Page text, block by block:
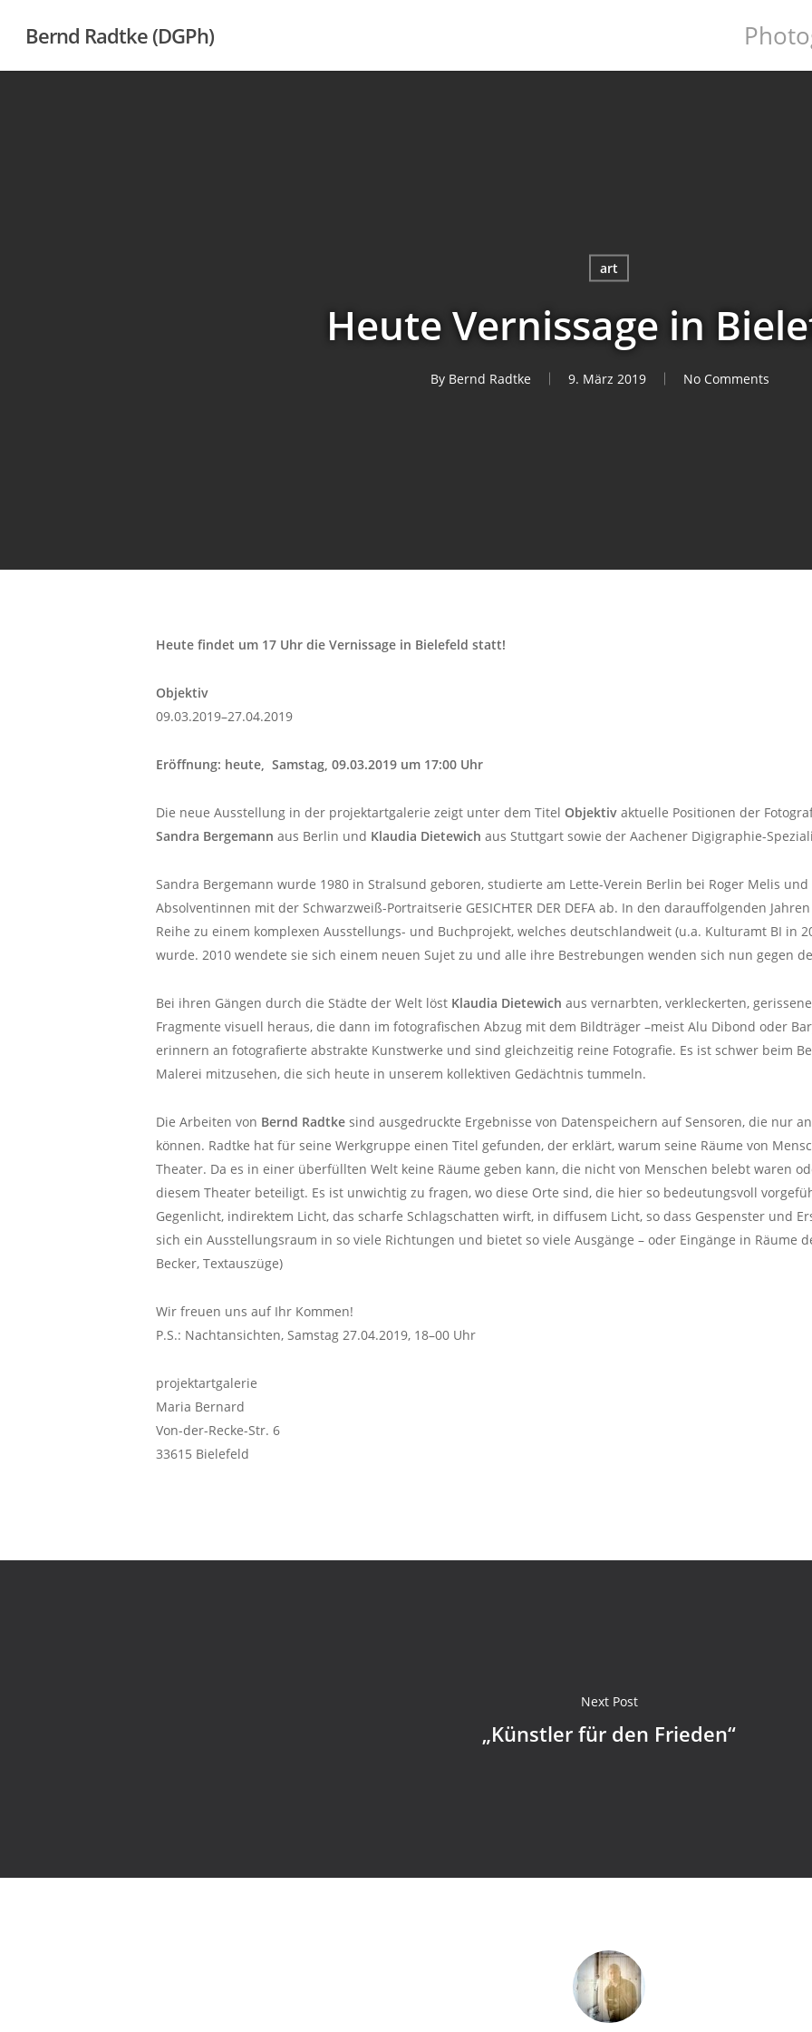
Bernd Radtke (DGPh)
art
Heute Vernissage in
By Bernd Radtke 9. März 2019 No Comments
Heute findet um 17 Uhr die Vernissage in Bielefeld statt!
Objektiv
09.03.2019–27.04.2019
Eröffnung: heute, Samstag, 09.03.2019 um 17:00 Uhr
Die neue Ausstellung in der projektartgalerie zeigt unter dem Titel Objektiv aktuelle Positionen der
Sandra Bergemann aus Berlin und Klaudia Dietewich aus Stuttgart sowie der Aachener Digigraphie-
Sandra Bergemann wurde 1980 in Stralsund geboren, studierte am Lette-Verein Berlin bei Roger Melis
Absolventinnen mit der Schwarzweiß-Portraitserie GESICHTER DER DEFA ab. In den darauffolgenden Jahren
Reihe zu einem komplexen Ausstellungs- und Buchprojekt, welches deutschlandweit (u.a. Kulturamt BI in
wurde. 2010 wendete sie sich einem neuen Sujet zu und alle ihre Bestrebungen wenden sich nun gegen
Bei ihren Gängen durch die Städte der Welt löst Klaudia Dietewich aus vernarbten, verkleckerten,
Fragmente visuell heraus, die dann im fotografischen Abzug mit dem Bildträger –meist Alu Dibond oder
erinnern an fotografierte abstrakte Kunstwerke und sind gleichzeitig reine Fotografie. Es ist schwer beim
Malerei mitzusehen, die sich heute in unserem kollektiven Gedächtnis tummeln.
Die Arbeiten von Bernd Radtke sind ausgedruckte Ergebnisse von Datenspeichern auf Sensoren, die nur
können. Radtke hat für seine Werkgruppe einen Titel gefunden, der erklärt, warum seine Räume von
Theater. Da es in einer überfüllten Welt keine Räume geben kann, die nicht von Menschen belebt waren
diesem Theater beteiligt. Es ist unwichtig zu fragen, wo diese Orte sind, die hier so bedeutungsvoll
Gegenlicht, indirektem Licht, das scharfe Schlagschatten wirft, in diffusem Licht, so dass Gespenster und
sich ein Ausstellungsraum in so viele Richtungen und bietet so viele Ausgänge – oder Eingänge in Räume
Becker, Textauszüge)
Wir freuen uns auf Ihr Kommen!
P.S.: Nachtansichten, Samstag 27.04.2019, 18–00 Uhr
projektartgalerie
Maria Bernard
Von-der-Recke-Str. 6
33615 Bielefeld
Next Post
„Künstler für den Frieden“